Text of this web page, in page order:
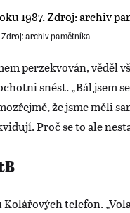
archiv pamětníka
perzekvován, věděl
snést. „Bál jsem
že jsme měli
Proč se to ale
telefon.